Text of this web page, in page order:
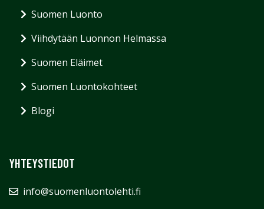
Suomen Luonto
Viihdytään Luonnon Helmassa
Suomen Eläimet
Suomen Luontokohteet
Blogi
YHTEYSTIEDOT
info@suomenluontolehti.fi